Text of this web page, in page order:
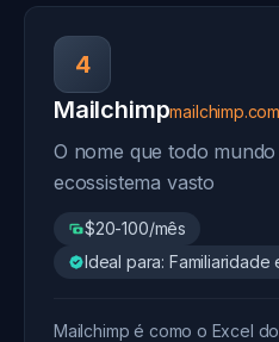
4
Mailchimp
O nome que todo
ecossistema vasto
$20-100/mês
Ideal para: Familiaridade
Mailchimp é como o Excel